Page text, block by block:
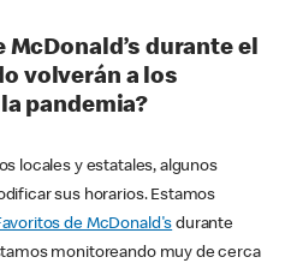
McDonald’s durante el
volverán a los
pandemia?
locales y estatales, algunos
sus horarios. Estamos
de McDonald's durante
monitoreando muy de cerca